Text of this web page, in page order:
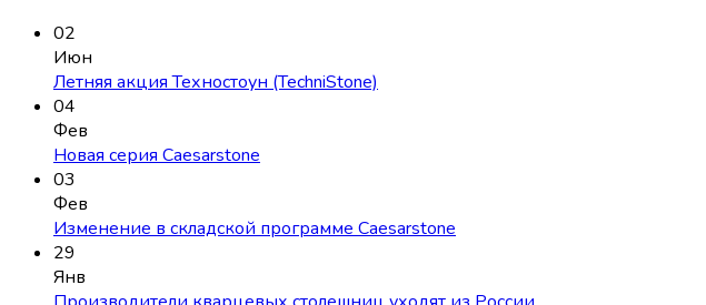
02
Июн
Летняя акция Техностоун (TechniStone)
04
Фев
Новая серия Caesarstone
03
Фев
Изменение в складской программе Caesarstone
29
Янв